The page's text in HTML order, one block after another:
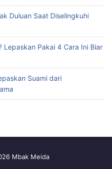
Duluan Saat Diselingkuhi
Lepaskan Pakai 4 Cara Ini Biar
Suami dari
Mbak Meida